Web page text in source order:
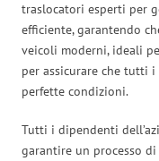
traslocatori esperti per
efficiente, garantendo
veicoli moderni, ideali
per assicurare che tutti
perfette condizioni.
Tutti i dipendenti
garantire un processo